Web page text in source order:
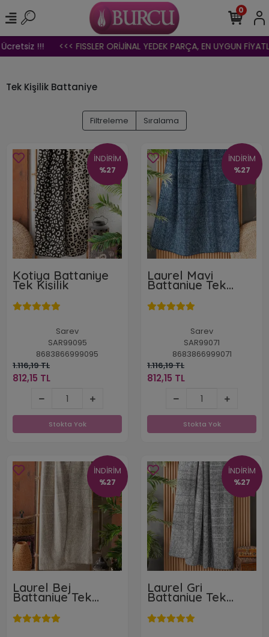
!!! <<< FISSLER ORİJİNAL YEDEK PARÇA, EN UYGUN
0
Tek Kişilik Battaniye
Filtreleme Sıralama
İNDİRİM
%27
Kotiya Battaniye
Tek Kişilik
Sarev
SAR99095
8683866999095
1.116,19 TL
812,15 TL
Stokta Yok
İNDİRİM
%27
Laurel Mavi
Battaniye Tek
Kişilik
Sarev
SAR99071
8683866999071
1.116,19 TL
812,15 TL
Stokta Yok
İNDİRİM
%27
Laurel Bej
Battaniye Tek
Kişilik
İNDİRİM
%27
Laurel Gri
Battaniye Tek
Kişilik